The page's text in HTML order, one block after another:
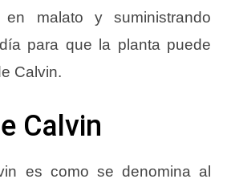
en malato y suministrando
para que la planta puede
Calvin.
Calvin
es como se denomina al